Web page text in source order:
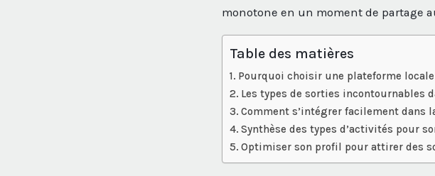
monotone en un moment de partage
Table des matières
Pourquoi choisir une plateforme
Les types de sorties incontournables
Comment s’intégrer facilement dans
Synthèse des types d’activités pour
Optimiser son profil pour attirer des